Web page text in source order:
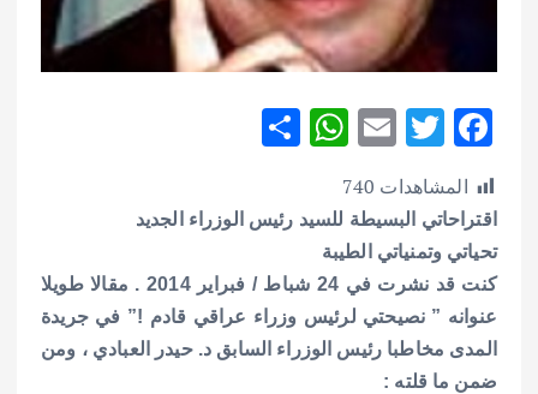
F
ac
e
b
o
o
k
T
w
it
te
r
E
ai
l
W
at
s
A
p
p
ar
e
المشاهدات 740
اقتراحاتي البسيطة للسيد رئيس الوزراء الجديد
تحياتي وتمنياتي الطيبة
كنت قد نشرت في 24 شباط / فبراير 2014 . مقالا طويلا
عنوانه ” نصيحتي لرئيس وزراء عراقي قادم !” في جريدة
المدى مخاطبا رئيس الوزراء السابق د. حيدر العبادي ، ومن
ضمن ما قلته :